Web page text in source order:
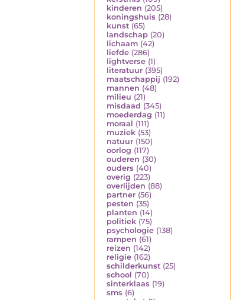
kinderen (205)
koningshuis (28)
kunst (65)
landschap (20)
lichaam (42)
liefde (286)
lightverse (1)
literatuur (395)
maatschappij (192)
mannen (48)
milieu (21)
misdaad (345)
moederdag (11)
moraal (111)
muziek (53)
natuur (150)
oorlog (117)
ouderen (30)
ouders (40)
overig (223)
overlijden (88)
partner (56)
pesten (35)
planten (14)
politiek (75)
psychologie (138)
rampen (61)
reizen (142)
religie (162)
schilderkunst (25)
school (70)
sinterklaas (19)
sms (6)